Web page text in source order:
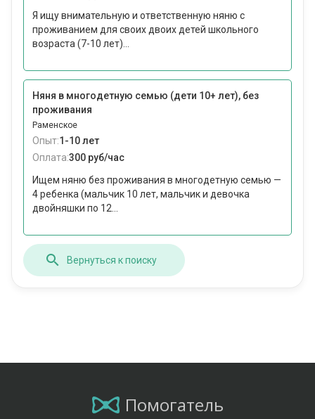
Я ищу внимательную и ответственную няню с
проживанием для своих двоих детей школьного
возраста (7-10 лет)...
Няня в многодетную семью (дети 10+ лет), без
проживания
Раменское
Опыт:1-10 лет
Оплата:300 руб/час
Ищем няню без проживания в многодетную семью —
4 ребенка (мальчик 10 лет, мальчик и девочка
двойняшки по 12...
Вернуться к поиску
Помогатель